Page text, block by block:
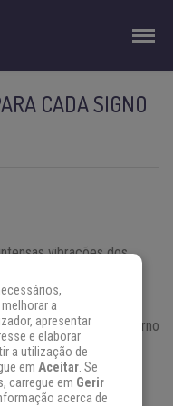
CADA SIGNO
vibrações dos
significativa no
Assim, cada um dos
que giram em torno
transformarão a sua
espere por uma fase
e acolhimento
a
apresentar
e elaborar
a utilização de
em Aceitar. Se
carregue em Gerir
acerca de